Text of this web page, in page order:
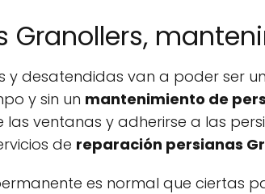
Granollers,
y desatendidas van a poder ser
y sin un mantenimiento de
ventanas y adherirse a las
de reparación persianas
es normal que ciertas